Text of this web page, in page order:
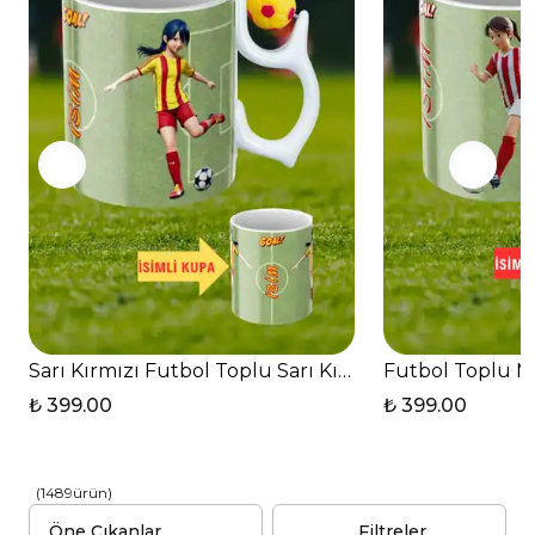
İster kendiniz için benzersiz bir parça arıyor olun, ister
sevdiklerinize unutulmaz bir sürpriz yapmak isteyin;
Tüm Baskılı Tişörtlerimiz, her anı özel kılan
Unutulmaz Bir
Hediye Seçeneğidir
.
Sarı Kırmızı Futbol Toplu Sarı Kırmızı Formalı
₺ 399.00
Futbol Toplu
₺ 399.00
(1489ürün)